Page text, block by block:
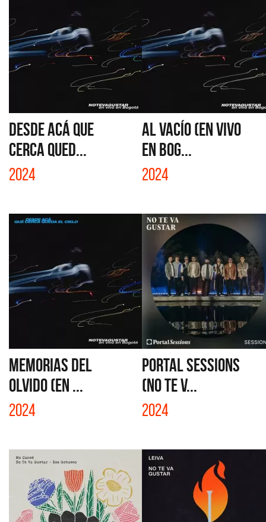
DESDE ACÁ QUE
CERCA QUED...
2024
AL VACÍO (EN VIVO
EN BOG...
2024
MEMORIAS DEL
OLVIDO (EN ...
2024
PORTAL SESSIONS
(NO TE V...
2024